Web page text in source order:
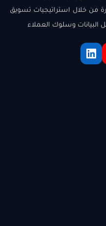
من خلال استراتيجيات تسويق
البيانات وسلوك العملاء